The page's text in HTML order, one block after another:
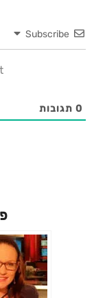
Subscribe
0 תגובות